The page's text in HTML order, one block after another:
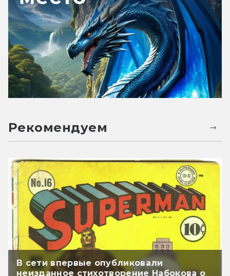
Рекомендуем
В сети впервые опубликовали
неизданное стихотворение Набокова о